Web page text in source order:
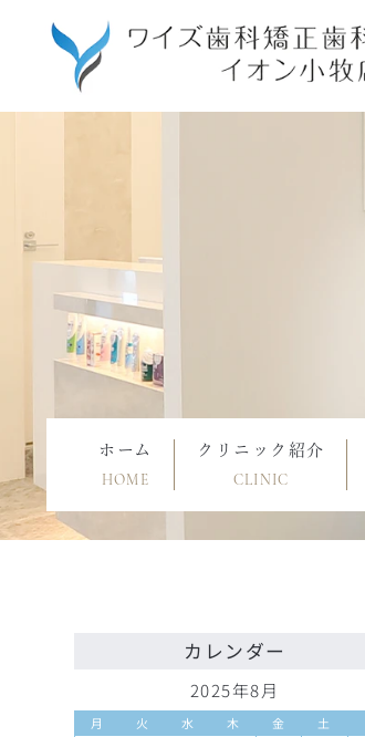
ホーム
HOME
クリニック紹介
CLINIC
カレンダー
2025年8月
月 火 水 木 金 土